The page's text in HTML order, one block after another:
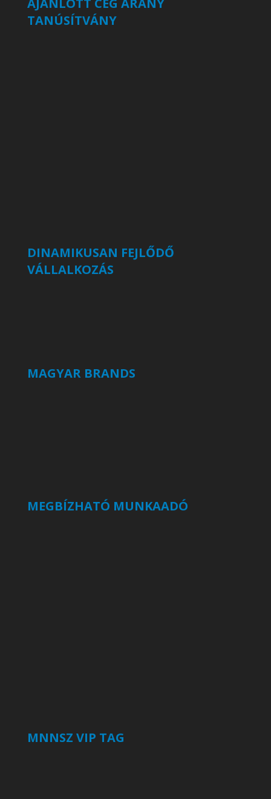
AJÁNLOTT CÉG ARANY
TANÚSÍTVÁNY
DINAMIKUSAN FEJLŐDŐ
VÁLLALKOZÁS
MAGYAR BRANDS
MEGBÍZHATÓ MUNKAADÓ
MNNSZ VIP TAG